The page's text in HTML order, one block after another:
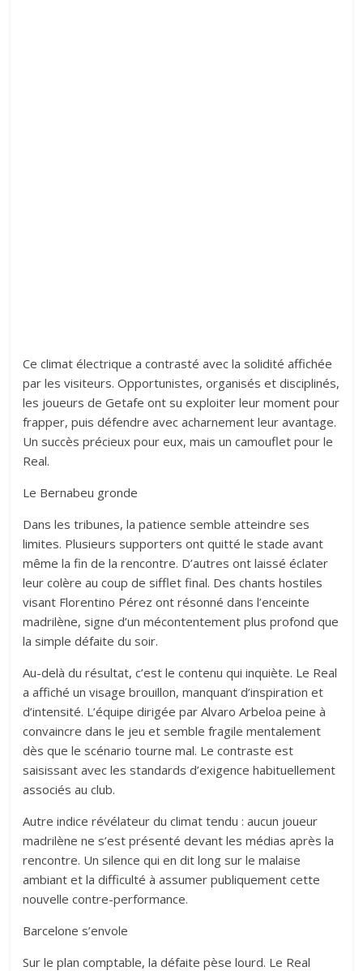
Ce climat électrique a contrasté avec la solidité affichée
par les visiteurs. Opportunistes, organisés et disciplinés,
les joueurs de Getafe ont su exploiter leur moment pour
frapper, puis défendre avec acharnement leur avantage.
Un succès précieux pour eux, mais un camouflet pour le
Real.
Le Bernabeu gronde
Dans les tribunes, la patience semble atteindre ses
limites. Plusieurs supporters ont quitté le stade avant
même la fin de la rencontre. D’autres ont laissé éclater
leur colère au coup de sifflet final. Des chants hostiles
visant Florentino Pérez ont résonné dans l’enceinte
madrilène, signe d’un mécontentement plus profond que
la simple défaite du soir.
Au-delà du résultat, c’est le contenu qui inquiète. Le Real
a affiché un visage brouillon, manquant d’inspiration et
d’intensité. L’équipe dirigée par Alvaro Arbeloa peine à
convaincre dans le jeu et semble fragile mentalement
dès que le scénario tourne mal. Le contraste est
saisissant avec les standards d’exigence habituellement
associés au club.
Autre indice révélateur du climat tendu : aucun joueur
madrilène ne s’est présenté devant les médias après la
rencontre. Un silence qui en dit long sur le malaise
ambiant et la difficulté à assumer publiquement cette
nouvelle contre-performance.
Barcelone s’envole
Sur le plan comptable, la défaite pèse lourd. Le Real